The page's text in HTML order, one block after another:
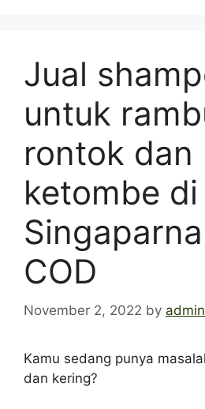
Jual
untuk
rontok dan
ketombe di
COD
November 2, 2022 by admin
Kamu sedang punya
dan kering?